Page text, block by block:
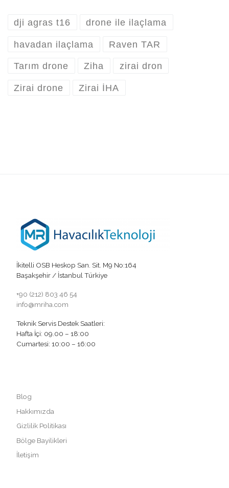
dji agras t16 drone ile ilaçlama
havadan ilaçlama Raven TAR
Tarım drone Ziha zirai dron
Zirai drone Zirai İHA
İkitelli OSB Heskop San. Sit. M9 No:164
Başakşehir / İstanbul Türkiye
+90 (212) 803 46 54
info@mriha.com
Teknik Servis Destek Saatleri:
Hafta İçi: 09.00 – 18:00
Cumartesi: 10:00 – 16:00
Blog
Hakkımızda
Gizlilik Politikası
Bölge Bayilikleri
İletişim